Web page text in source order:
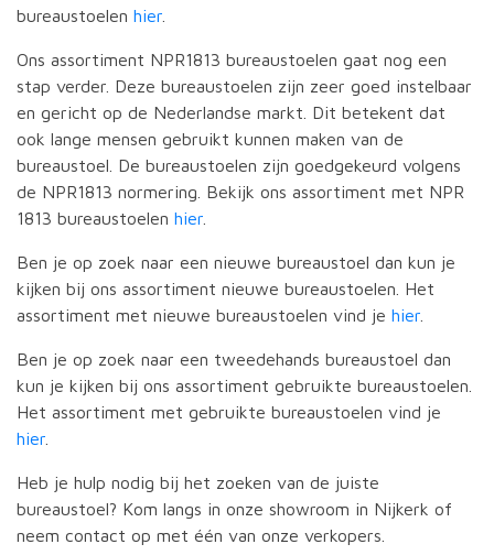
bureaustoelen hier
Ons assortiment NPR1813 bureaustoelen gaat nog een
stap verder. Deze bureaustoelen zijn zeer goed instelbaar
en gericht op de Nederlandse markt. Dit betekent dat
ook lange mensen gebruikt kunnen maken van de
bureaustoel. De bureaustoelen zijn goedgekeurd volgens
de NPR1813 normering. Bekijk ons assortiment met NPR
1813 bureaustoelen hier
Ben je op zoek naar een nieuwe bureaustoel dan kun je
kijken bij ons assortiment nieuwe bureaustoelen. Het
assortiment met nieuwe bureaustoelen vind je hier
Ben je op zoek naar een tweedehands bureaustoel dan
kun je kijken bij ons assortiment gebruikte bureaustoelen.
Het assortiment met gebruikte bureaustoelen vind je
hier
Heb je hulp nodig bij het zoeken van de juiste
bureaustoel? Kom langs in onze showroom in Nijkerk of
neem contact op met één van onze verkopers.